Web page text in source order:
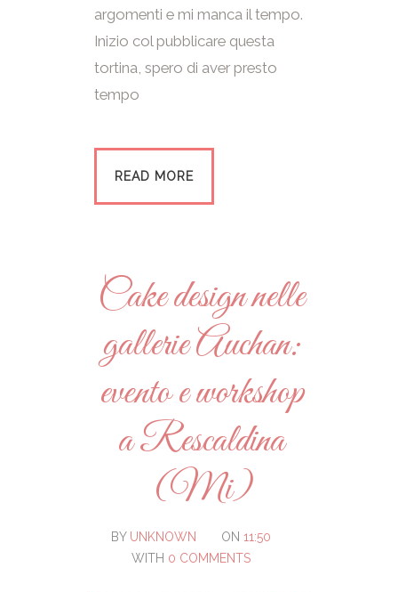
argomenti e mi manca il tempo.
Inizio col pubblicare questa
tortina, spero di aver presto
tempo
READ MORE
Cake design nelle
gallerie Auchan:
evento e workshop
a Rescaldina
(Mi)
BY UNKNOWN ON 11:50
WITH 0 COMMENTS